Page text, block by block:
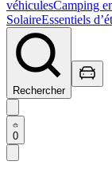
véhiculesCamping
SolaireEssentiels
Rechercher
0